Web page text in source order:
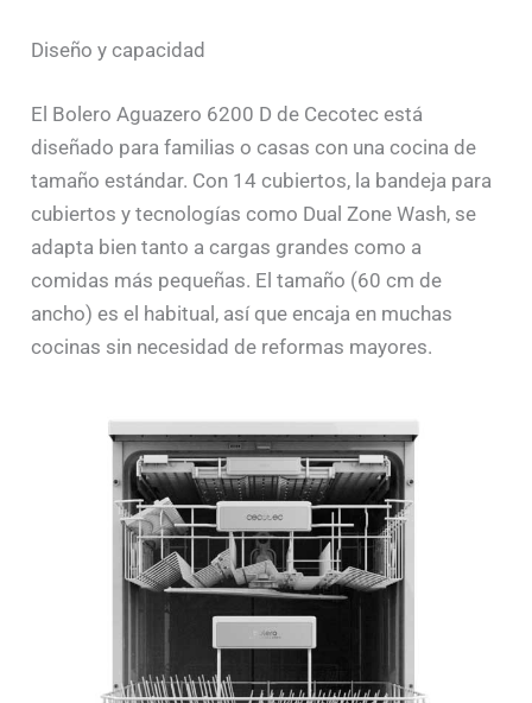
Diseño y capacidad
El Bolero Aguazero 6200 D de Cecotec está
diseñado para familias o casas con una cocina de
tamaño estándar. Con 14 cubiertos, la bandeja para
cubiertos y tecnologías como Dual Zone Wash, se
adapta bien tanto a cargas grandes como a
comidas más pequeñas. El tamaño (60 cm de
ancho) es el habitual, así que encaja en muchas
cocinas sin necesidad de reformas mayores.